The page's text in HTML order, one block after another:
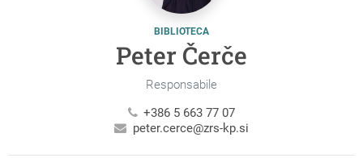
BIBLIOTECA
Peter Čerče
Responsabile
+386 5 663 77 07
peter.cerce@zrs-kp.si